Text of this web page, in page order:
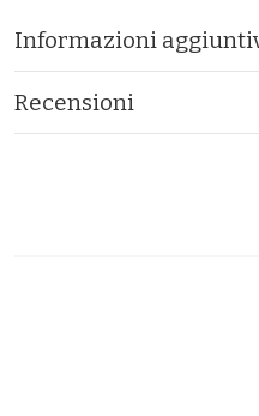
Informazioni
Recensioni